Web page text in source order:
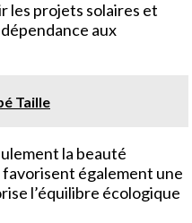
les projets solaires et
aux
Taille
la beauté
également une
l’équilibre écologique